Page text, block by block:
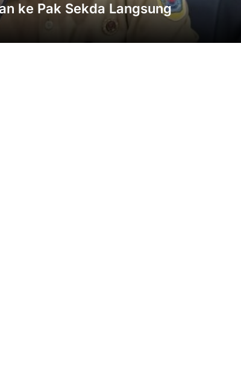
ke Pak Sekda Langsung